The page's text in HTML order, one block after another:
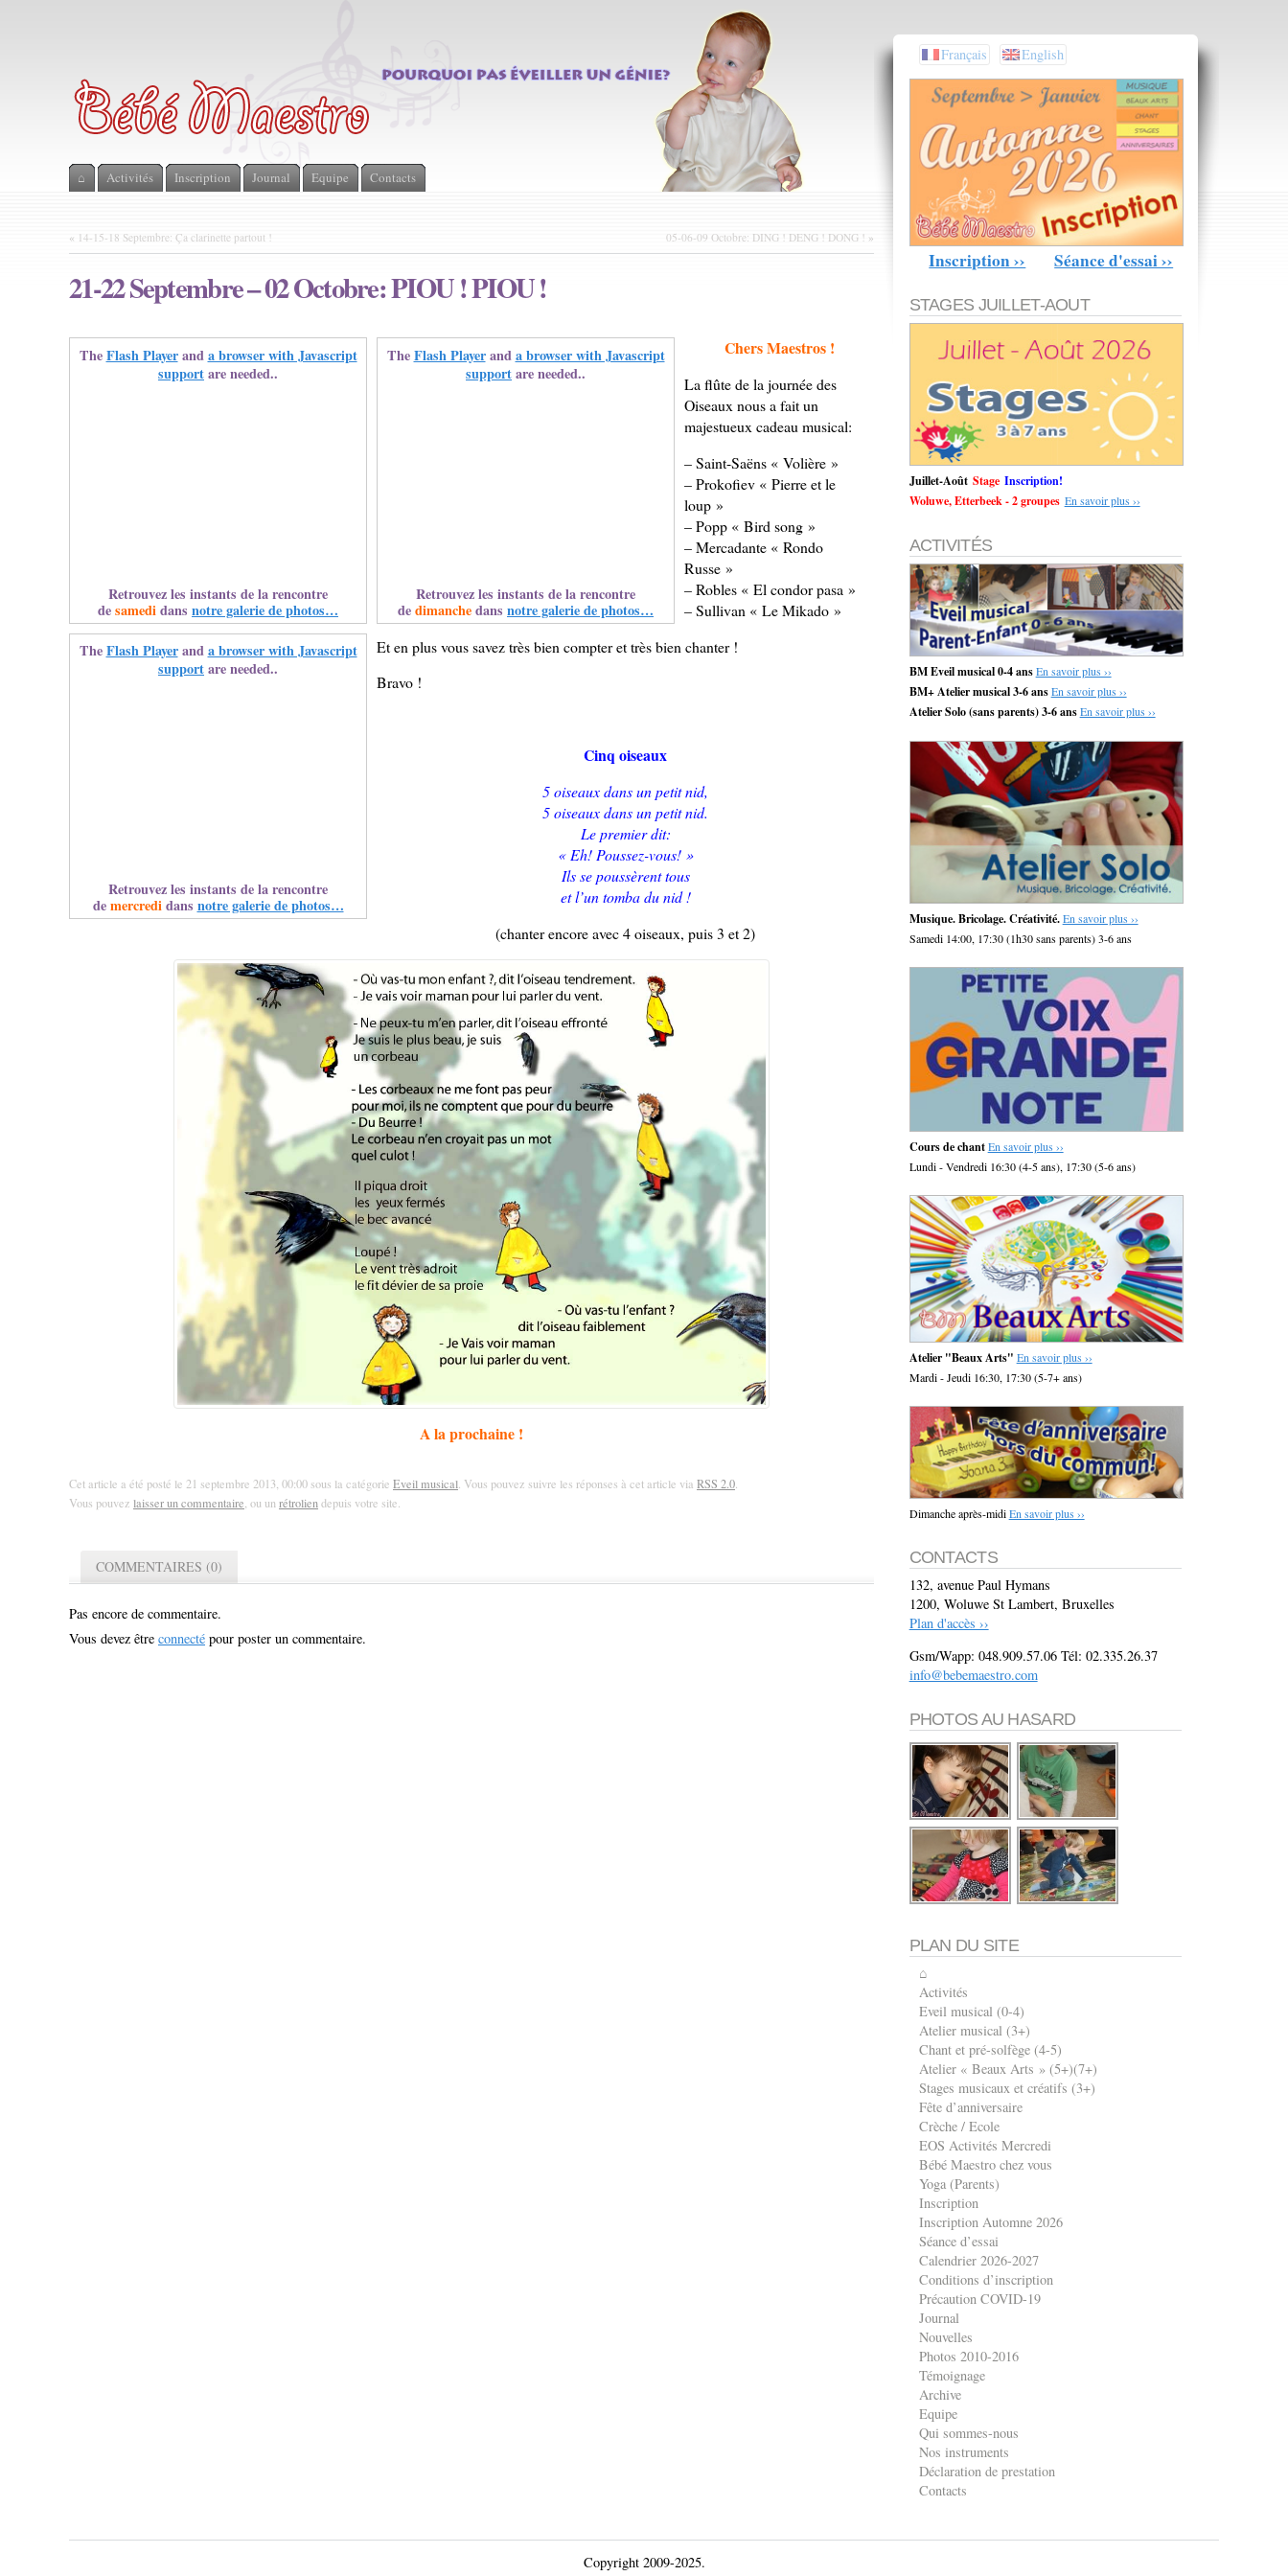
⌂ Activités Inscription Journal Equipe Contacts
« 14-15-18 Septembre: Ça clarinette partout ! 05-06-09 Octobre: DING ! DENG ! DONG ! »
21-22 Septembre – 02 Octobre: PIOU ! PIOU !
TheFlash Playeranda browser with Javascript
supportare needed..
Retrouvez les instants de la rencontre
desamedidans notre galerie de photos…
TheFlash Playeranda browser with Javascript
supportare needed..
Retrouvez les instants de la rencontre
dedimanchedans notre galerie de photos…
TheFlash Playeranda browser with Javascript
supportare needed..
Retrouvez les instants de la rencontre
demercredidans notre galerie de photos…
Chers Maestros !
La flûte de la journée des
Oiseaux nous a fait un
majestueux cadeau musical:
– Saint-Saëns « Volière »
– Prokofiev « Pierre et le
loup »
– Popp « Bird song »
– Mercadante « Rondo
Russe »
– Robles « El condor pasa »
– Sullivan « Le Mikado »
Et en plus vous savez très bien compter et très bien chanter !
Bravo !
Cinq oiseaux
5 oiseaux dans un petit nid,
5 oiseaux dans un petit nid.
Le premier dit:
« Eh! Poussez-vous! »
Ils se poussèrent tous
et l’un tomba du nid !
(chanter encore avec 4 oiseaux, puis 3 et 2)
A la prochaine !
Cet article a été posté le 21 septembre 2013, 00:00 sous la catégorie Eveil musical . Vous pouvez suivre les réponses à cet article via RSS 2.0
Vous pouvez laisser un commentaire , ou un rétroliendepuis votre site.
COMMENTAIRES (0)
Pas encore de commentaire.
Vous devez être connecté pour poster un commentaire.
Français English
Inscription ›› Séance d'essai ››
STAGES JUILLET-AOUT
Juillet-Août Stage Inscription!
Woluwe, Etterbeek - 2 groupes En savoir plus ››
ACTIVITÉS
BM Eveil musical 0-4 ans En savoir plus ››
BM+ Atelier musical 3-6 ans En savoir plus ››
Atelier Solo (sans parents) 3-6 ans En savoir plus ››
Musique. Bricolage. Créativité. En savoir plus ››
Samedi 14:00, 17:30 (1h30 sans parents) 3-6 ans
Cours de chant En savoir plus ››
Lundi - Vendredi 16:30 (4-5 ans), 17:30 (5-6 ans)
Atelier "Beaux Arts" En savoir plus ››
Mardi - Jeudi 16:30, 17:30 (5-7+ ans)
Dimanche après-midiEn savoir plus ››
CONTACTS
132, avenue Paul Hymans
1200, Woluwe St Lambert, Bruxelles
Plan d'accès ››
Gsm/Wapp: 048.909.57.06 Tél: 02.335.26.37
info@bebemaestro.com
PHOTOS AU HASARD
PLAN DU SITE
⌂
Activités
Eveil musical (0-4)
Atelier musical (3+)
Chant et pré-solfège (4-5)
Atelier « Beaux Arts » (5+)(7+)
Stages musicaux et créatifs (3+)
Fête d’anniversaire
Crèche / Ecole
EOS Activités Mercredi
Bébé Maestro chez vous
Yoga (Parents)
Inscription
Inscription Automne 2026
Séance d’essai
Calendrier 2026-2027
Conditions d’inscription
Précaution COVID-19
Journal
Nouvelles
Photos 2010-2016
Témoignage
Archive
Equipe
Qui sommes-nous
Nos instruments
Déclaration de prestation
Contacts
Copyright 2009-2025.